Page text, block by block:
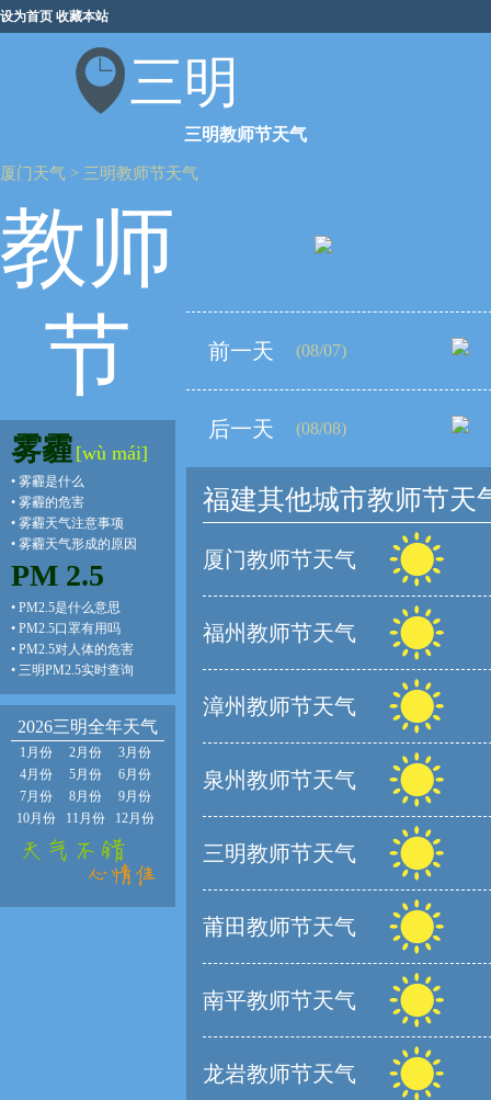
设为首页 收藏本站
三明
三明教师节天气
厦门天气 > 三明教师节天气
教师
节
雾霾 [wù mái]
• 雾霾是什么
• 雾霾的危害
• 雾霾天气注意事项
• 雾霾天气形成的原因
PM 2.5
• PM2.5是什么意思
• PM2.5口罩有用吗
• PM2.5对人体的危害
• 三明PM2.5实时查询
2026三明全年天气
1月份 2月份
3月份
4月份
5月份
6月份
7月份
8月份
9月份
10月份
11月份 12月份
前一天 (08/07)
后一天 (08/08)
福建其他城市教师节天
厦门教师节天气
福州教师节天气
漳州教师节天气
泉州教师节天气
三明教师节天气
莆田教师节天气
南平教师节天气
龙岩教师节天气